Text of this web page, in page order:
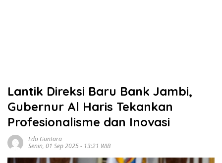
Lantik Direksi Baru Bank Jambi,
Gubernur Al Haris Tekankan
Profesionalisme dan Inovasi
Edo Guntara
Senin, 01 Sep 2025 - 13:21 WIB